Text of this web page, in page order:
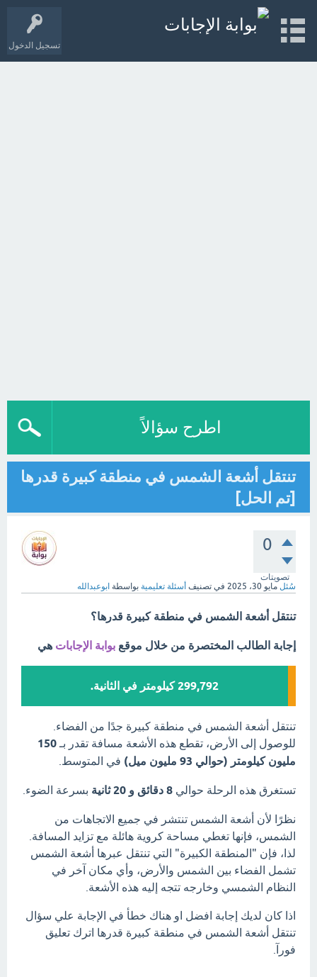
تسجيل الدخول
اطرح سؤالاً
تنتقل أشعة الشمس في منطقة كبيرة قدرها
[تم الحل]
0
تصويتات
سُئل مايو 30، 2025 في تصنيف أسئلة تعليمية بواسطة ابوعبدالله
تنتقل أشعة الشمس في منطقة كبيرة قدرها؟
إجابة الطالب المختصرة من خلال موقع بوابة الإجابات هي
299,792 كيلومتر في الثانية.
تنتقل أشعة الشمس في منطقة كبيرة جدًا من الفضاء.
للوصول إلى الأرض، تقطع هذه الأشعة مسافة تقدر بـ 150
مليون كيلومتر (حوالي 93 مليون ميل)
في المتوسط.
تستغرق هذه الرحلة حوالي 8 دقائق و 20 ثانية بسرعة الضوء.
نظرًا لأن أشعة الشمس تنتشر في جميع الاتجاهات من
الشمس، فإنها تغطي مساحة كروية هائلة مع تزايد المسافة.
لذا، فإن "المنطقة الكبيرة" التي تنتقل عبرها أشعة الشمس
تشمل الفضاء بين الشمس والأرض، وأي مكان آخر في
النظام الشمسي وخارجه تتجه إليه هذه الأشعة.
اذا كان لديك إجابة افضل او هناك خطأ في الإجابة علي سؤال
تنتقل أشعة الشمس في منطقة كبيرة قدرها اترك تعليق
فورآ.